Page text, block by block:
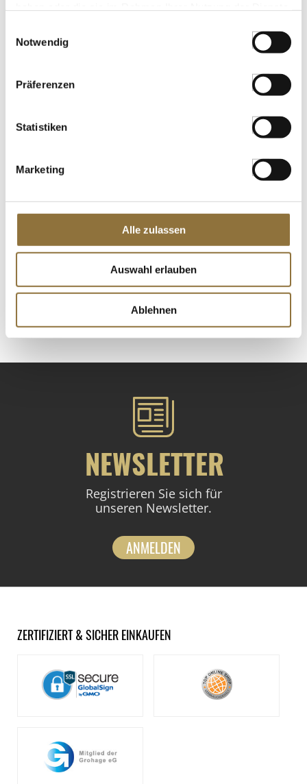
Notwendig
Präferenzen
Statistiken
Marketing
Alle zulassen
Auswahl erlauben
Ablehnen
€ 122,50/ Liter
LEBENSMITTELKENNZEICHNUNGEN
Gewürzgarten Kümmel, ganz, 110 g
€ 26,00/ kg
NEWSLETTER
Registrieren Sie sich für
unseren Newsletter.
ANMELDEN
ZERTIFIZIERT & SICHER EINKAUFEN